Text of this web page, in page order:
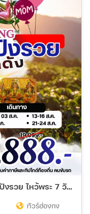
ย. 69 - 04 ก.ย. 69
ย. 69 - 06 ก.ย. 69
ย. 69 - 08 ก.ย. 69
ย. 69 - 10 ก.ย. 69
ย. 69 - 12 ก.ย. 69
ย. 69 - 14 ก.ย. 69
ย. 69 - 16 ก.ย. 69
ย. 69 - 18 ก.ย. 69
ย. 69 - 21 ก.ย. 69
ย. 69 - 23 ก.ย. 69
ย. 69 - 25 ก.ย. 69
ย. 69 - 27 ก.ย. 69
ย. 69 - 29 ก.ย. 69
ย. 69 - 01 ต.ค. 69
ทัวร์ฮ่องกง HONGKONG สิงหา เฮงปังรวย ไหว้พระ 7 วัดดัง **ยังไม่รวมภาษีน้ำมัน 999 บาท** 4วัน 2คืน (HB)
ทัวร์ฮ่องกง